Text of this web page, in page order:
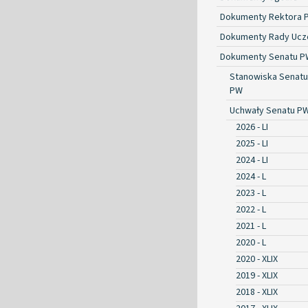
Dokumenty Rektora
Dokumenty Rady
Dokumenty Senatu
Stanowiska Senatu
PW
Uchwały Senatu
2026 - LI
2025 - LI
2024 - LI
2024 - L
2023 - L
2022 - L
2021 - L
2020 - L
2020 - XLIX
2019 - XLIX
2018 - XLIX